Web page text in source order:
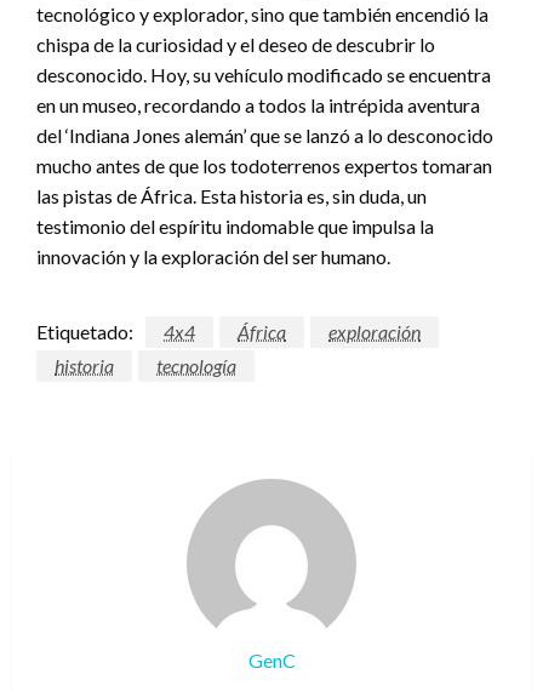
tecnológico y explorador, sino que también encendió la
chispa de la curiosidad y el deseo de descubrir lo
desconocido. Hoy, su vehículo modificado se encuentra
en un museo, recordando a todos la intrépida aventura
del ‘Indiana Jones alemán’ que se lanzó a lo desconocido
mucho antes de que los todoterrenos expertos tomaran
las pistas de África. Esta historia es, sin duda, un
testimonio del espíritu indomable que impulsa la
innovación y la exploración del ser humano.
Etiquetado: 4x4 África
exploración
historia
tecnología
GenC